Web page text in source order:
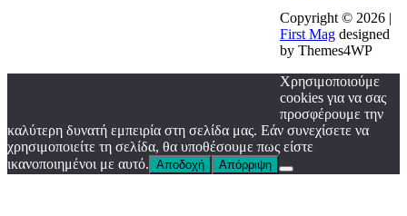
Copyright © 2026 |
First Mag designed
by Themes4WP
Χρησιμοποιούμε
cookies για να σας
προσφέρουμε την
καλύτερη δυνατή εμπειρία στη σελίδα μας. Εάν συνεχίσετε να
χρησιμοποιείτε τη σελίδα, θα υποθέσουμε πως είστε
ικανοποιημένοι με αυτό. Αποδοχή Απόρριψη